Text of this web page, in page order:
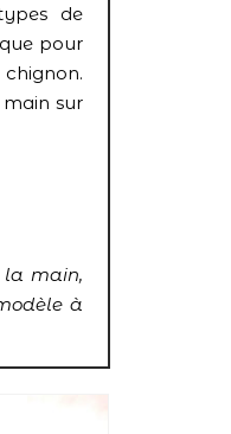
de
pour
sur
la main,
à